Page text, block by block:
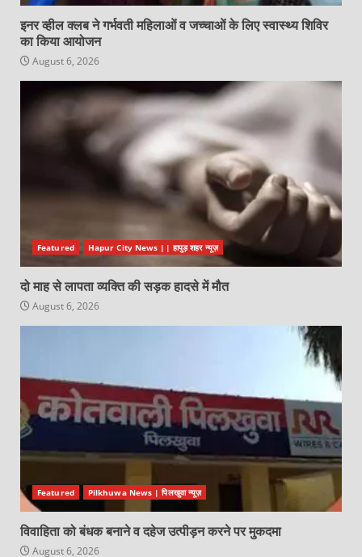
इनर व्हील क्लब ने गर्भवती महिलाओं व जच्चाओं के लिए स्वास्थ्य शिविर
का किया आयोजन
August 6, 2026
Featured Hapur City News || हापुड़ शहर न्यूज़
दो माह से लापता व्यक्ति की सड़क हादसे में मौत
August 6, 2026
Featured Pilkhuwa News | पिलखुवा न्यूज़
विवाहिता को बंधक बनाने व दहेज उत्पीड़न करने पर मुकदमा
August 6, 2026